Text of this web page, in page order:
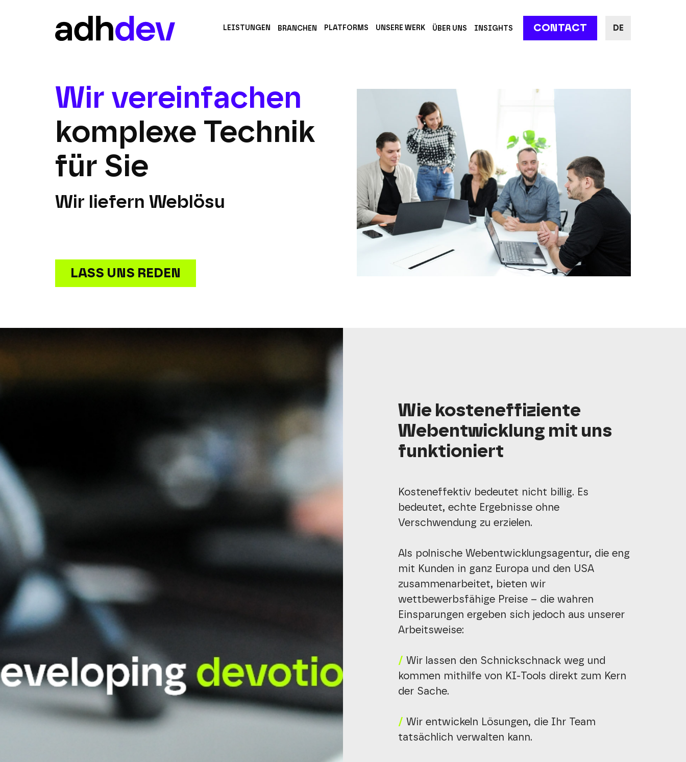
LEISTUNGEN BRANCHEN PLATFORMS UNSERE WERK ÜBER UNS INSIGHTS CONTACT DE
Wir vereinfachen
komplexe Technik
für Sie
Wir liefern Weblösungen,
LASS UNS REDEN
Wie kosteneffiziente
Webentwicklung mit uns
funktioniert
Kosteneffektiv bedeutet nicht billig. Es
bedeutet, echte Ergebnisse ohne
Verschwendung zu erzielen.
Als polnische Webentwicklungsagentur, die eng
mit Kunden in ganz Europa und den USA
zusammenarbeitet, bieten wir
wettbewerbsfähige Preise – die wahren
Einsparungen ergeben sich jedoch aus unserer
Arbeitsweise:
/ Wir lassen den Schnickschnack weg und
kommen mithilfe von KI-Tools direkt zum Kern
der Sache.
/ Wir entwickeln Lösungen, die Ihr Team
tatsächlich verwalten kann.